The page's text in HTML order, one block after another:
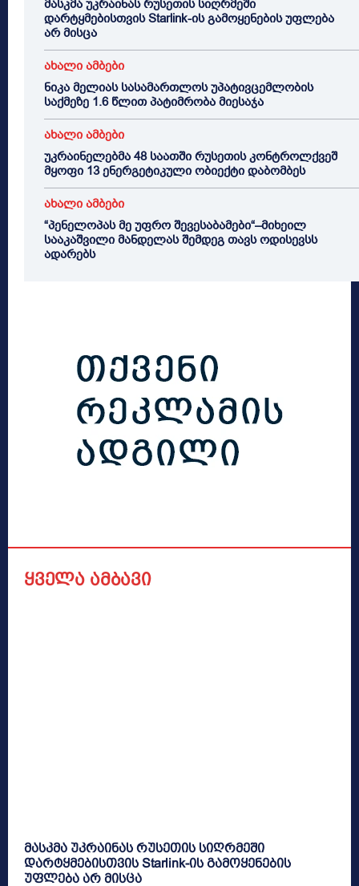
მასკმა უკრაინას რუსეთის სიღრმეში
დარტყმებისთვის Starlink-ის გამოყენების უფლება
არ მისცა
ახალი ამბები
ნიკა მელიას სასამართლოს უპატივცემლობის
საქმეზე 1.6 წლით პატიმრობა მიესაჯა
ახალი ამბები
უკრაინელებმა 48 საათში რუსეთის კონტროლქვეშ
მყოფი 13 ენერგეტიკული ობიექტი დაბომბეს
ახალი ამბები
“პენელოპას მე უფრო შევესაბამები“–მიხეილ
სააკაშვილი მანდელას შემდეგ თავს ოდისევსს
ადარებს
ყველა ამბავი
მასკმა უკრაინას რუსეთის სიღრმეში
დარტყმებისთვის Starlink-ის გამოყენების
უფლება არ მისცა